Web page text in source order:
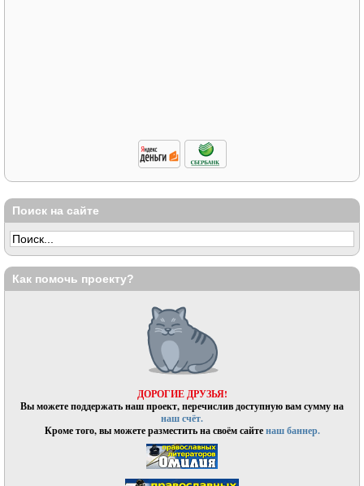
Поиск на сайте
Как помочь проекту?
ДОРОГИЕ ДРУЗЬЯ!
Вы можете поддержать наш проект, перечислив доступную вам сумму на
наш счёт.
Кроме того, вы можете разместить на своём сайтенаш баннер.